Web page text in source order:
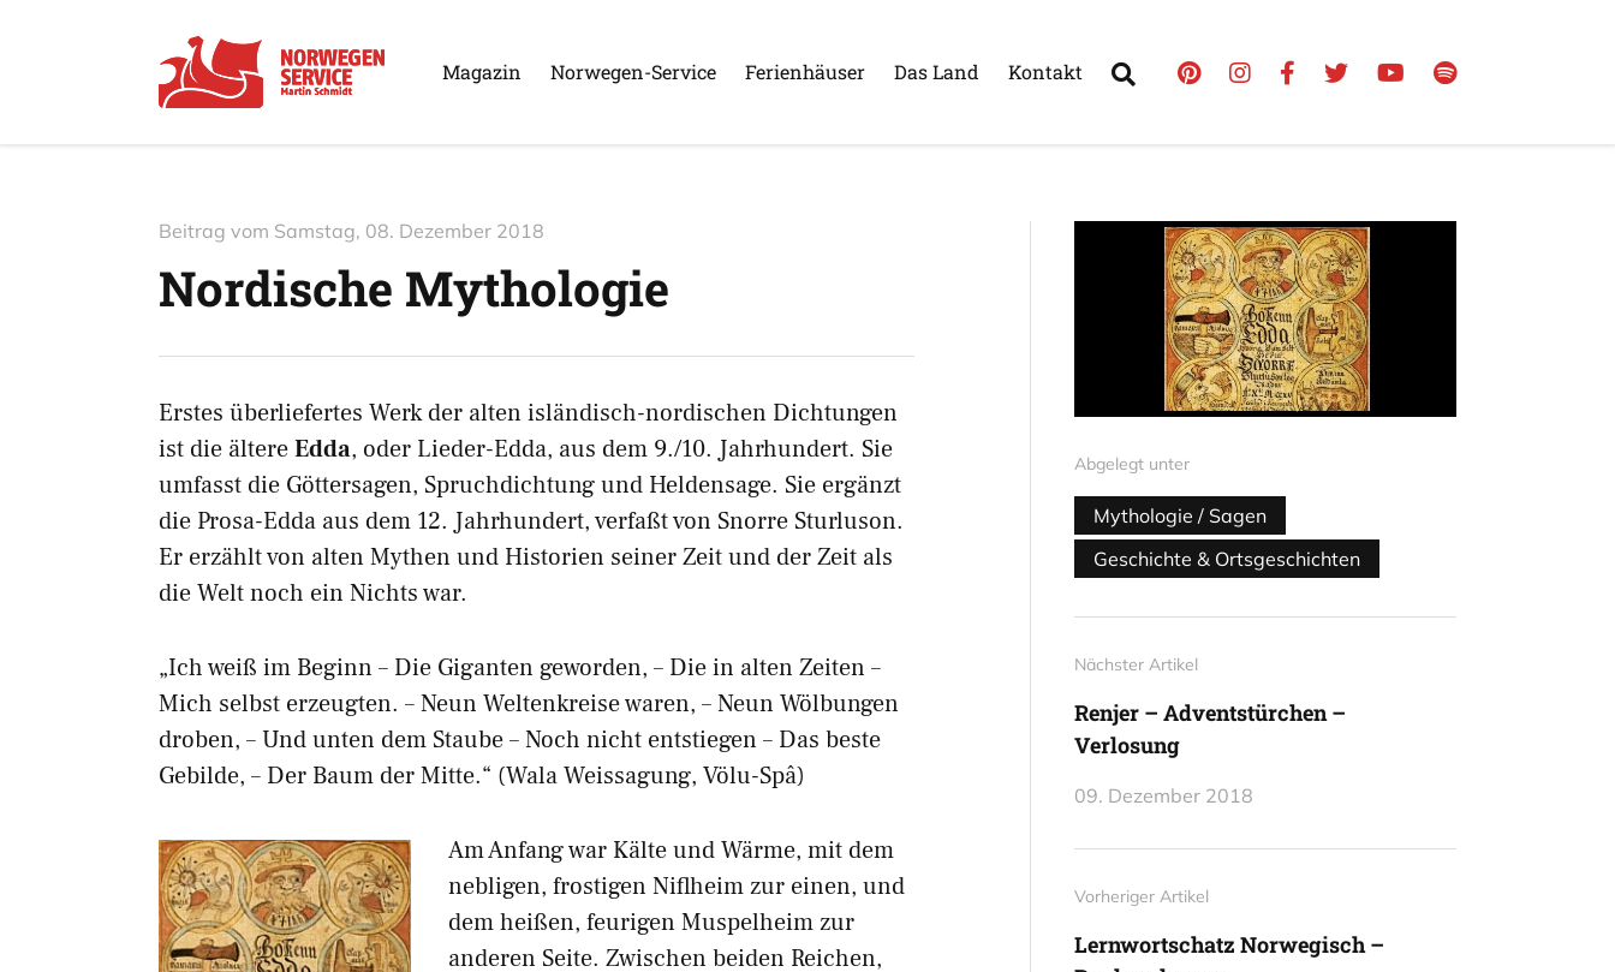
Magazin Norwegen-Service Ferienhäuser Das Land Kontakt
Beitrag vom Samstag, 08. Dezember 2018
Nordische Mythologie
Erstes überliefertes Werk der alten isländisch-nordischen Dichtungen
ist die ältereEdda, oder Lieder-Edda, aus dem 9./10. Jahrhundert. Sie
umfasst die Göttersagen, Spruchdichtung und Heldensage. Sie ergänzt
die Prosa-Edda aus dem 12. Jahrhundert, verfaßt von Snorre Sturluson.
Er erzählt von alten Mythen und Historien seiner Zeit und der Zeit als
die Welt noch ein Nichts war.
„Ich weiß im Beginn – Die Giganten geworden, – Die in alten Zeiten –
Mich selbst erzeugten. – Neun Weltenkreise waren, – Neun Wölbungen
droben, – Und unten dem Staube – Noch nicht entstiegen – Das beste
Gebilde, – Der Baum der Mitte.“ (Wala Weissagung, Völu-Spâ)
Am Anfang war Kälte und Wärme, mit dem
nebligen, frostigen Niflheim zur einen, und
dem heißen, feurigen Muspelheim zur
anderen Seite. Zwischen beiden Reichen,
Abgelegt unter
Mythologie / Sagen
Geschichte & Ortsgeschichten
Nächster Artikel
Renjer – Adventstürchen –
Verlosung
09. Dezember 2018
Vorheriger Artikel
Lernwortschatz Norwegisch –